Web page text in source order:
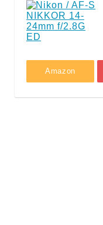
Amazon